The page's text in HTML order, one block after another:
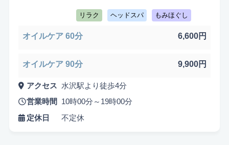
悩み検索
リラク ヘッドスパ もみほぐし
オイルケア 60分 6,600円
オイルケア 90分 9,900円
アクセス
水沢駅より徒歩4分
営業時間
10時00分～19時00分
定休日
不定休